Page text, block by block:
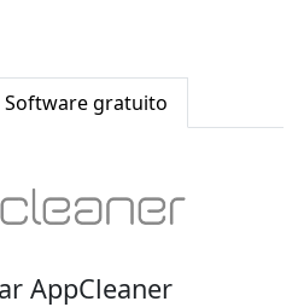
Software gratuito
AppCleaner